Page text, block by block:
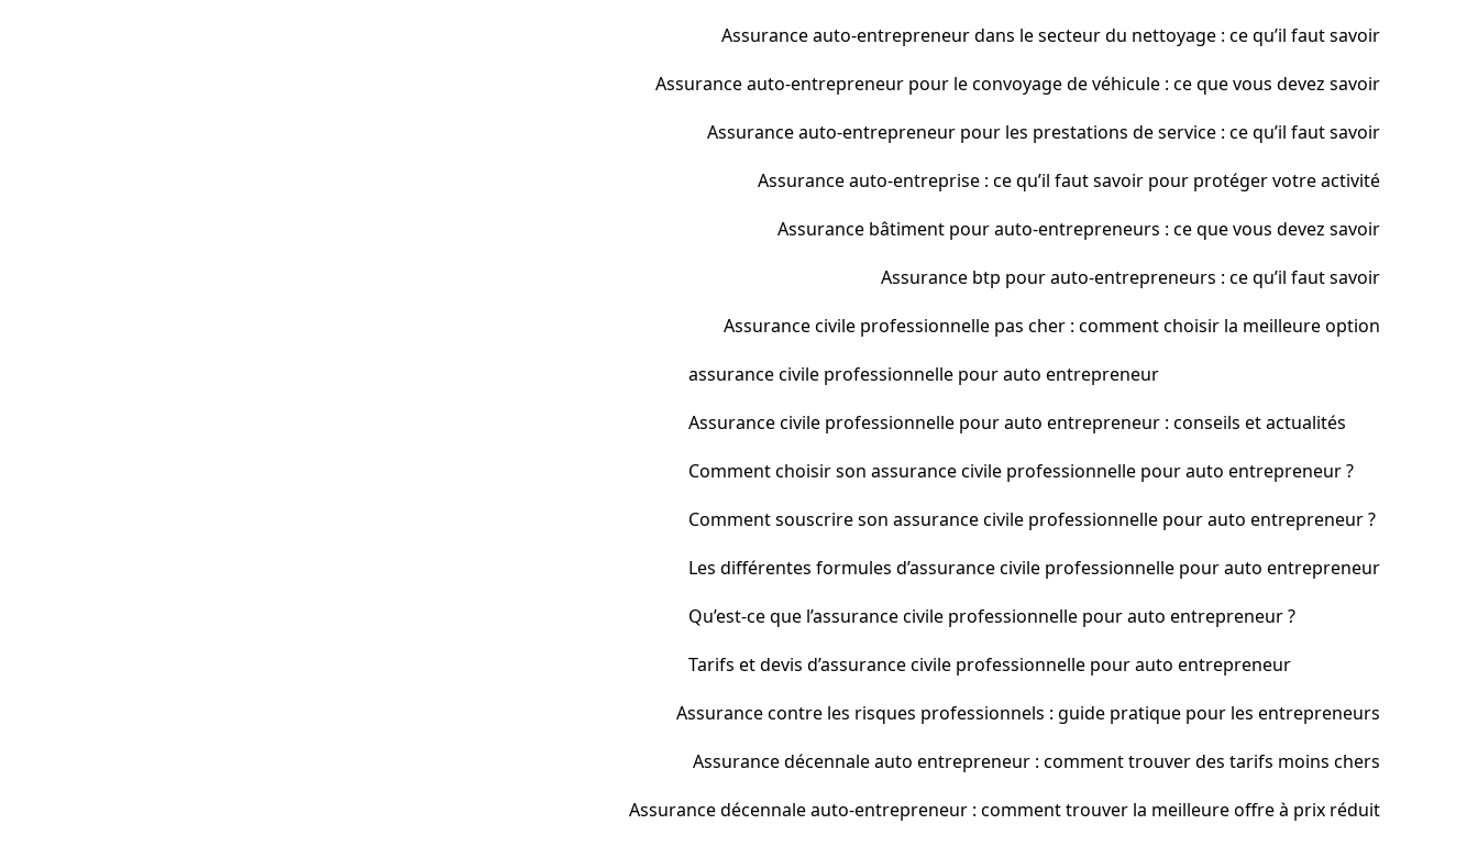
Assurance auto-entrepreneur dans le secteur du nettoyage : ce qu’il faut savoir
Assurance auto-entrepreneur pour le convoyage de véhicule : ce que vous devez savoir
Assurance auto-entrepreneur pour les prestations de service : ce qu’il faut savoir
Assurance auto-entreprise : ce qu’il faut savoir pour protéger votre activité
Assurance bâtiment pour auto-entrepreneurs : ce que vous devez savoir
Assurance btp pour auto-entrepreneurs : ce qu’il faut savoir
Assurance civile professionnelle pas cher : comment choisir la meilleure option
assurance civile professionnelle pour auto entrepreneur
Assurance civile professionnelle pour auto entrepreneur : conseils et actualités
Comment choisir son assurance civile professionnelle pour auto entrepreneur ?
Comment souscrire son assurance civile professionnelle pour auto entrepreneur ?
Les différentes formules d’assurance civile professionnelle pour auto entrepreneur
Qu’est-ce que l’assurance civile professionnelle pour auto entrepreneur ?
Tarifs et devis d’assurance civile professionnelle pour auto entrepreneur
Assurance contre les risques professionnels : guide pratique pour les entrepreneurs
Assurance décennale auto entrepreneur : comment trouver des tarifs moins chers
Assurance décennale auto-entrepreneur : comment trouver la meilleure offre à prix réduit